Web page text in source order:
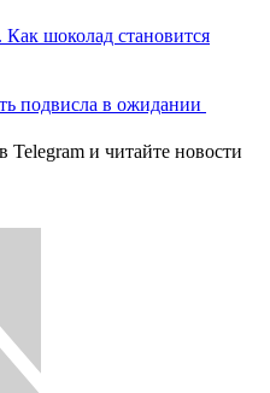
Как шоколад становится
подвисла в ожидании
и читайте новости